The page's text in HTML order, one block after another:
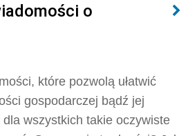
o
które pozwolą ułatwić
gospodarczej bądź jej
wszystkich takie oczywiste